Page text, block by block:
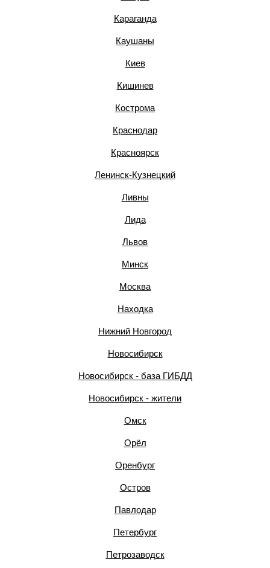
Караганда
Каушаны
Киев
Кишинев
Кострома
Краснодар
Красноярск
Ленинск-Кузнецкий
Ливны
Лида
Львов
Минск
Москва
Находка
Нижний Новгород
Новосибирск
Новосибирск - база ГИБДД
Новосибирск - жители
Омск
Орёл
Оренбург
Остров
Павлодар
Петербург
Петрозаводск